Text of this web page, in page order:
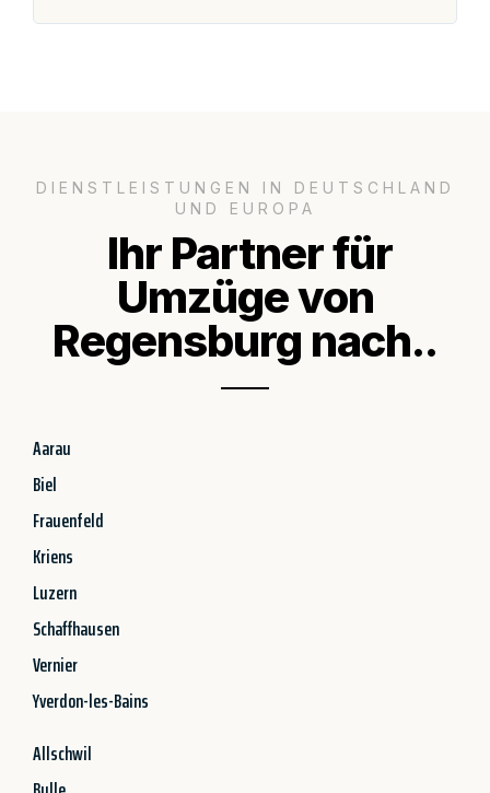
DIENSTLEISTUNGEN IN DEUTSCHLAND
UND EUROPA
Ihr Partner für
Umzüge von
Regensburg nach..
Aarau
Biel
Frauenfeld
Kriens
Luzern
Schaffhausen
Vernier
Yverdon-les-Bains
Allschwil